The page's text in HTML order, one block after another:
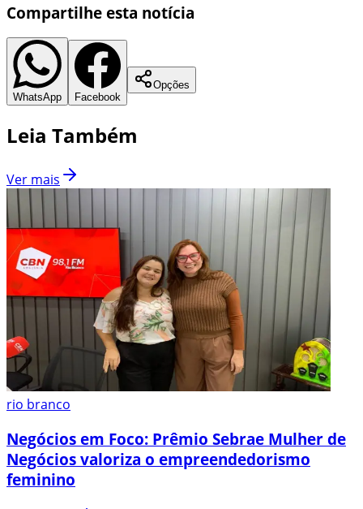
Compartilhe esta notícia
WhatsApp Facebook
Opções
Leia Também
Ver mais
rio branco
Negócios em Foco: Prêmio Sebrae Mulher de
Negócios valoriza o empreendedorismo
feminino